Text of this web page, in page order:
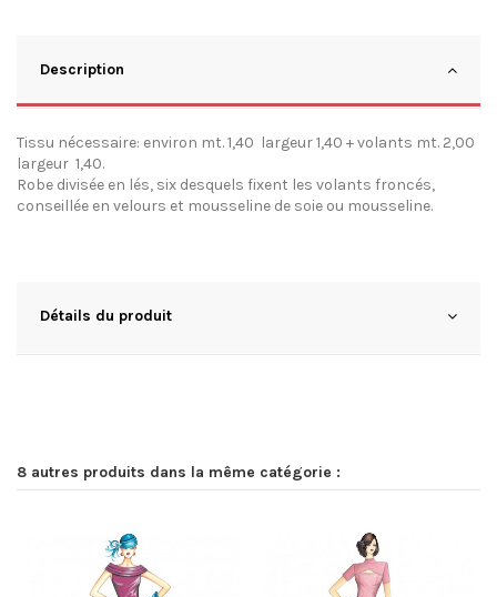
Description
Tissu nécessaire: environ mt. 1,40 largeur 1,40 + volants mt. 2,00
largeur 1,40.
Robe divisée en lés, six desquels fixent les volants froncés,
conseillée en velours et mousseline de soie ou mousseline.
Détails du produit
8 autres produits dans la même catégorie :